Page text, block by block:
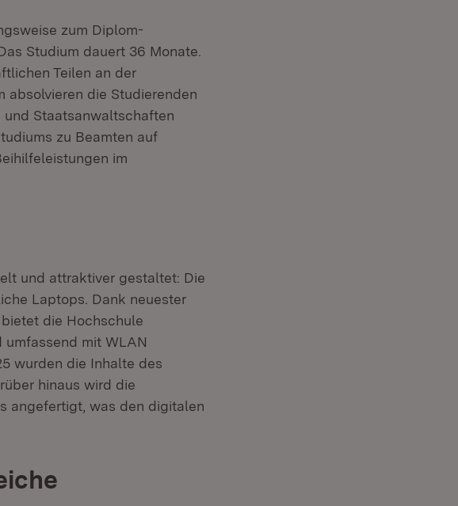
zum Diplom-
Studium dauert 36 Monate.
Teilen an der
absolvieren die Studierenden
Staatsanwaltschaften
zu Beamten auf
im
und attraktiver gestaltet: Die
Laptops. Dank neuester
die Hochschule
umfassend mit WLAN
wurden die Inhalte des
hinaus wird die
angefertigt, was den digitalen